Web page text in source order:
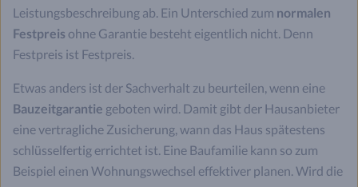
Leistungsbeschreibung ab. Ein Unterschied zum normalen
Festpreis ohne Garantie besteht eigentlich nicht. Denn
Festpreis ist Festpreis.
Etwas anders ist der Sachverhalt zu beurteilen, wenn eine
Bauzeitgarantie geboten wird. Damit gibt der Hausanbieter
eine vertragliche Zusicherung, wann das Haus spätestens
schlüsselfertig errichtet ist. Eine Baufamilie kann so zum
Beispiel einen Wohnungswechsel effektiver planen. Wird die